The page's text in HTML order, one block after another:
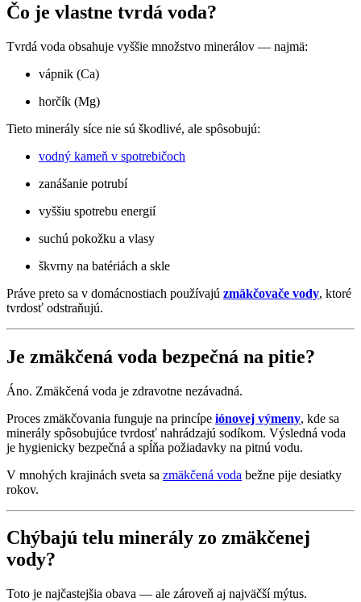
Čo je vlastne tvrdá voda?
Tvrdá voda obsahuje vyššie množstvo minerálov — najmä:
vápnik (Ca)
horčík (Mg)
Tieto minerály síce nie sú škodlivé, ale spôsobujú:
vodný kameň v spotrebičoch
zanášanie potrubí
vyššiu spotrebu energií
suchú pokožku a vlasy
škvrny na batériách a skle
Práve preto sa v domácnostiach používajú zmäkčovače vody, ktoré
tvrdosť odstraňujú.
Je zmäkčená voda bezpečná na pitie?
Áno. Zmäkčená voda je zdravotne nezávadná.
Proces zmäkčovania funguje na princípe iónovej výmeny, kde sa
minerály spôsobujúce tvrdosť nahrádzajú sodíkom. Výsledná voda
je hygienicky bezpečná a spĺňa požiadavky na pitnú vodu.
V mnohých krajinách sveta sa zmäkčená voda bežne pije desiatky
rokov.
Chýbajú telu minerály zo zmäkčenej
vody?
Toto je najčastejšia obava — ale zároveň aj najväčší mýtus.